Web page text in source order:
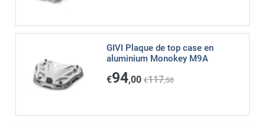
GIVI Plaque de top case en
aluminium Monokey M9A
€94,00 €117,50